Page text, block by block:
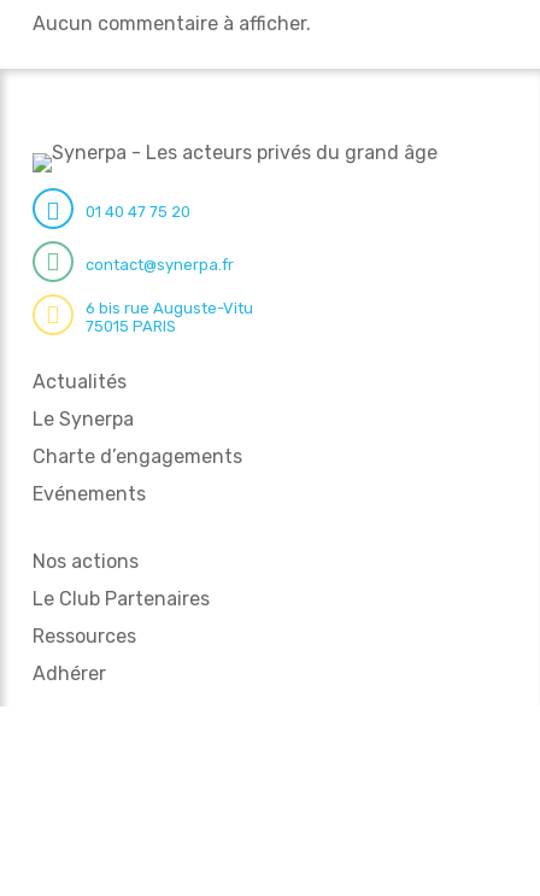
Aucun commentaire à afficher.
01 40 47 75 20
contact@synerpa.fr
6 bis rue Auguste-Vitu
75015 PARIS
Actualités
Le Synerpa
Charte d’engagements
Evénements
Nos actions
Le Club Partenaires
Ressources
Adhérer